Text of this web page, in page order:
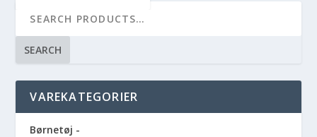
SEARCH
VAREKATEGORIER
Børnetøj -